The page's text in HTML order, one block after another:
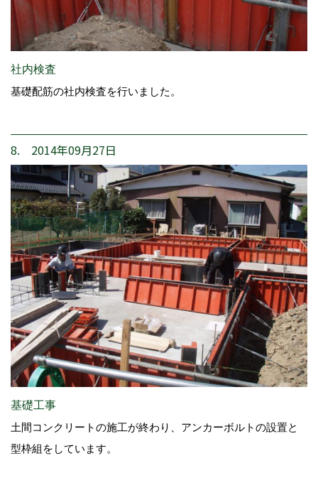
社内検査
基礎配筋の社内検査を行いました。
8. 2014年09月27日
基礎工事
土間コンクリートの施工が終わり、アンカーボルトの設置と
型枠組をしています。